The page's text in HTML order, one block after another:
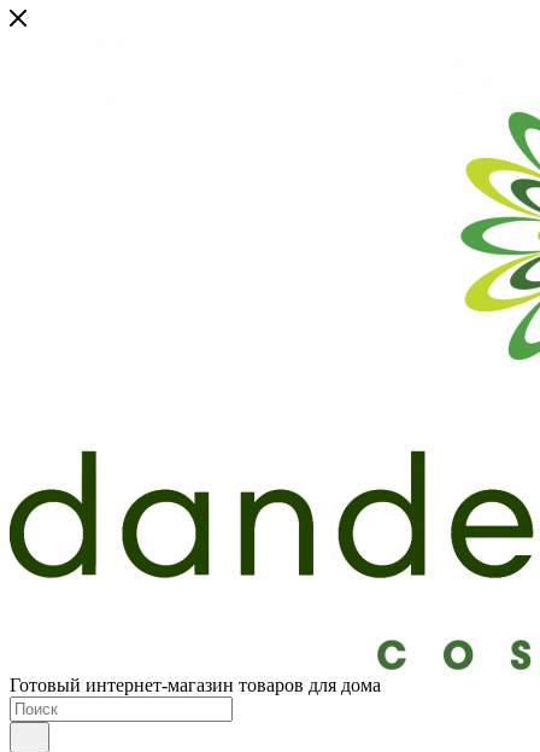
Готовый интернет-магазин товаров для дома